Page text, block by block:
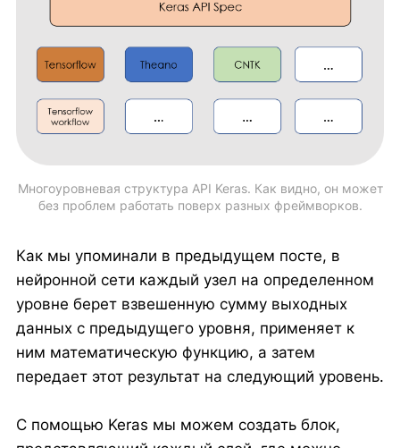
Многоуровневая структура API Keras. Как видно, он может
без проблем работать поверх разных фреймворков.
Как мы упоминали в предыдущем посте, в
нейронной сети каждый узел на определенном
уровне берет взвешенную сумму выходных
данных с предыдущего уровня, применяет к
ним математическую функцию, а затем
передает этот результат на следующий уровень.
С помощью Keras мы можем создать блок,